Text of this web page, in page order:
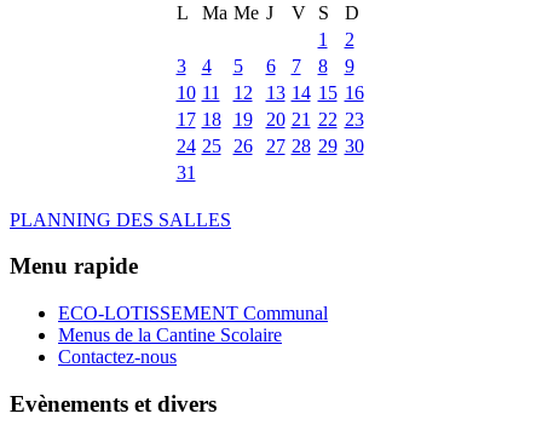
L
Ma Me J V S
D
1
2
3
4 5 6 7 8
9
10 11 12 13 14 15 16
17 18 19 20 21 22 23
24 25 26 27 28 29 30
31
PLANNING DES SALLES
Menu rapide
ECO-LOTISSEMENT Communal
Menus de la Cantine Scolaire
Contactez-nous
Evènements et divers